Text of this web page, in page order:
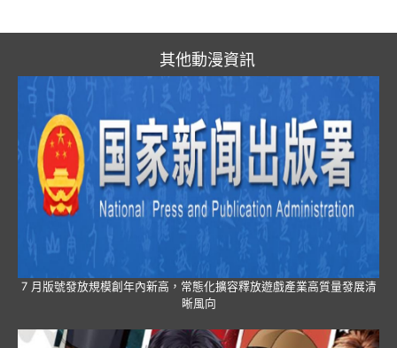
其他動漫資訊
7 月版號發放規模創年內新高，常態化擴容釋放遊戲產業高質量發展清
晰風向